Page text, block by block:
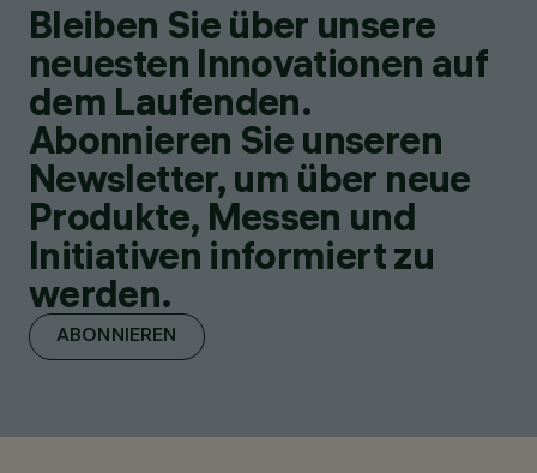
Bleiben Sie über unsere
neuesten Innovationen auf
dem Laufenden.
Abonnieren Sie unseren
Newsletter, um über neue
Produkte, Messen und
Initiativen informiert zu
werden.
ABONNIEREN